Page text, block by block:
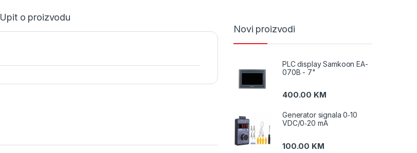
Upit o proizvodu
Novi proizvodi
PLC display Samkoon EA-
070B - 7"
400.00 KM
Generator signala 0‑10
VDC/0‑20 mA
100.00 KM